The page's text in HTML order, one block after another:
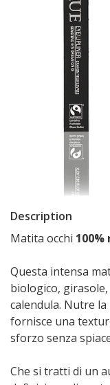
Description
Matita occhi 100%
Questa intensa
biologico,
calendula. Nutre
fornisce una
sforzo senza
Che si tratti di un